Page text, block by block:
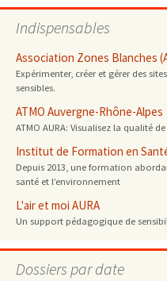
Indispensables
Association Zones Blanches
Expérimenter, créer et gérer des
sensibles.
ATMO Auvergne-Rhône-Alpes
ATMO AURA: Visualisez la qualité
Institut de Formation en
Depuis 2013, une formation
santé et l’environnement
L'air et moi AURA
Un support pédagogique de
Dossiers par date